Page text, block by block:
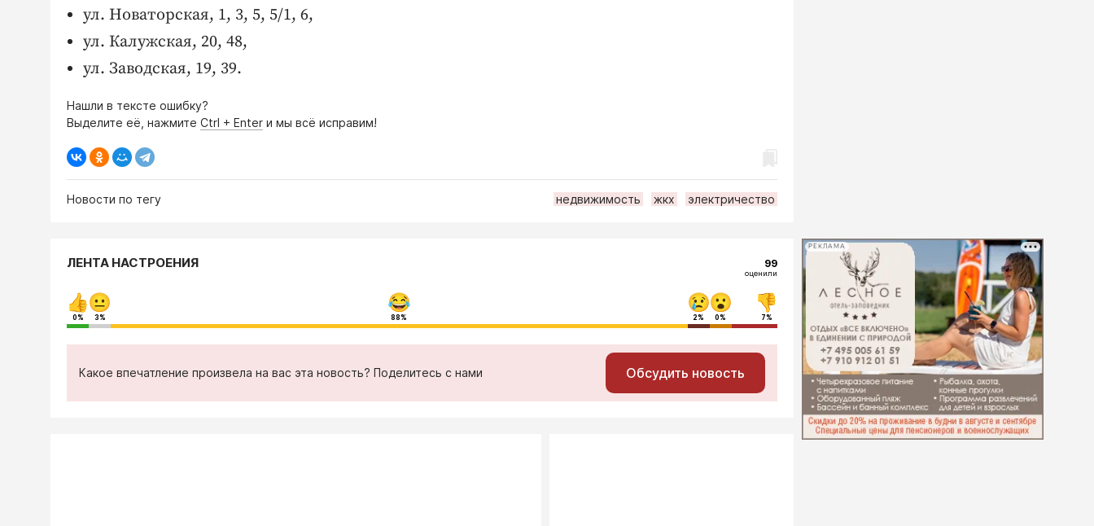
ул. Новаторская, 1, 3, 5, 5/1, 6,
ул. Калужская, 20, 48,
ул. Заводская, 19, 39.
Нашли в тексте ошибку?
Выделите её, нажмите Ctrl + Enter и мы всё исправим!
Новости по тегу недвижимость жкх электричество
ЛЕНТА НАСТРОЕНИЯ 99
оценили
0% 3% 88% 2% 0% 7%
Какое впечатление произвела на вас эта новость? Поделитесь с нами Обсудить новость
РЕКЛАМА